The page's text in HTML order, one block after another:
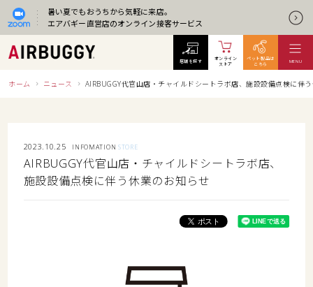
暑い夏でもおうちから気軽に来店。
エアバギー直営店のオンライン接客サービス
ホーム ニュース AIRBUGGY代官山店・チャイルドシートラボ店、施設設備点検に伴
2023.10.25 INFOMATION STORE
AIRBUGGY代官山店・チャイルドシートラボ店、
施設設備点検に伴う休業のお知らせ
店舗を探す
オンライン
ストア
ペット製品は
こちら
MENU